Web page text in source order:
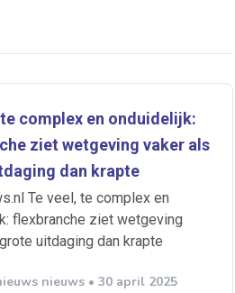
complex en onduidelijk:
ziet wetgeving vaker als
dan krapte
Te veel, te complex en
flexbranche ziet wetgeving
uitdaging dan krapte
nieuws • 30 april 2025